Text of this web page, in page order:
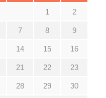
1 2
7 8 9
14 15 16
21 22 23
28 29 30